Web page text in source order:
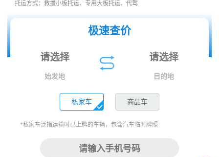
托运方式：救援小板托运、专用大板托运、代驾
极速查价
始发地 目的地
私家车 商品车
*私家车泛指运输时已上牌的车辆，包含汽车临时牌照